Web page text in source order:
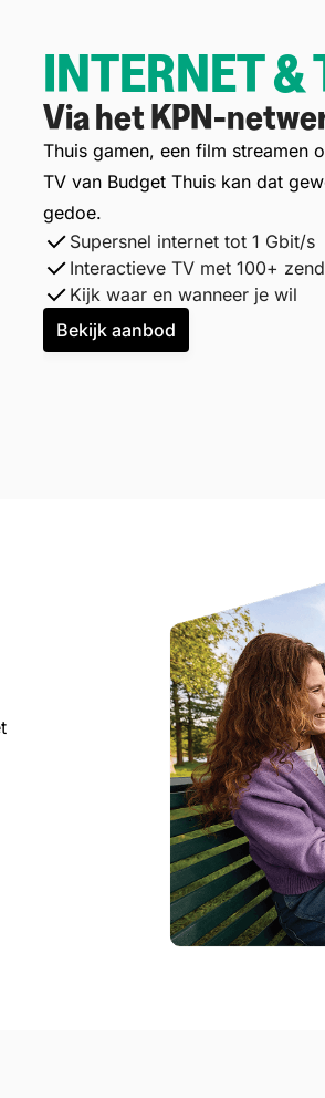
INTERNET &
Via het KPN-
Thuis gamen, een film streamen
TV van Budget Thuis kan dat
gedoe.
Supersnel internet tot 1 Gbit/s
Interactieve TV met 100+
Kijk waar en wanneer je wil
Bekijk aanbod